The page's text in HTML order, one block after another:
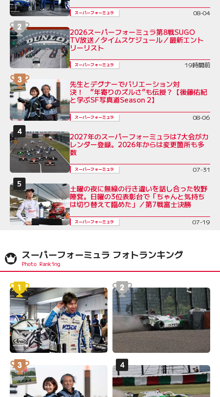
スーパーフォーミュラ 08-04
2026スーパーフォーミュラ第8戦SUGO
TV放送／タイムスケジュール／最新エント
リーリスト
スーパーフォーミュラ 19時間前
先生とデグナーでバリエーション対
決！ “年寄りのズルさ”も伝授？【後藤佑紀
と学ぶSF写真道Season 2】
スーパーフォーミュラ 08-06
2027年のスーパーフォーミュラは7大会がカ
レンダー登録。2026年からは変更箇所も多
数
スーパーフォーミュラ 07-31
土曜の夜に無線の行き違いを話し合った牧野
陣営。日曜の3位表彰台で「ちゃんと気持ち
は切り替えて臨めた」／第7戦富士決勝
スーパーフォーミュラ 07-19
スーパーフォーミュラ フォトランキング